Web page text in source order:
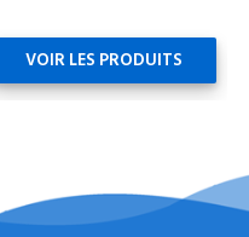
VOIR LES PRODUITS